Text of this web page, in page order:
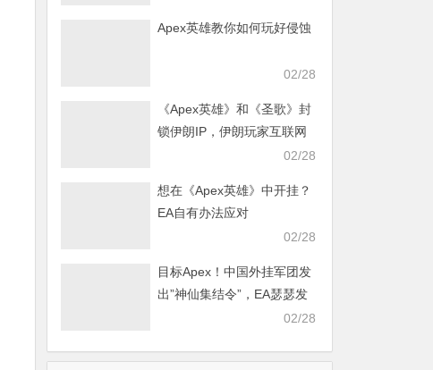
Apex英雄教你如何玩好侵蚀
02/28
《Apex英雄》和《圣歌》封
锁伊朗IP，伊朗玩家互联网
02/28
想在《Apex英雄》中开挂？
EA自有办法应对
02/28
目标Apex！中国外挂军团发
出”神仙集结令”，EA瑟瑟发
02/28